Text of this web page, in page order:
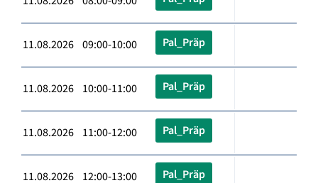
11.08.2026 09:00-10:00 Pal_Präp
11.08.2026 10:00-11:00 Pal_Präp
11.08.2026 11:00-12:00 Pal_Präp
11.08.2026 12:00-13:00 Pal_Präp